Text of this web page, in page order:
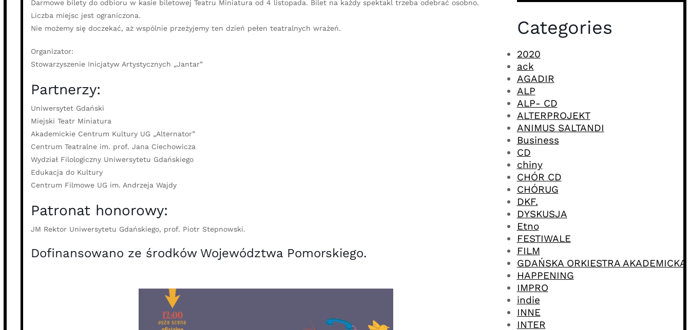
Darmowe bilety do odbioru w kasie biletowej Teatru Miniatura od 4 listopada. Bilet na każdy spektakl trzeba odebrać osobno.
Liczba miejsc jest ograniczona.
Nie możemy się doczekać, aż wspólnie przeżyjemy ten dzień pełen teatralnych wrażeń.
Organizator:
Stowarzyszenie Inicjatyw Artystycznych „Jantar”
Partnerzy:
Uniwersytet Gdański
Miejski Teatr Miniatura
Akademickie Centrum Kultury UG „Alternator”
Centrum Teatralne im. prof. Jana Ciechowicza
Wydział Filologiczny Uniwersytetu Gdańskiego
Edukacja do Kultury
Centrum Filmowe UG im. Andrzeja Wajdy
Patronat honorowy:
JM Rektor Uniwersytetu Gdańskiego, prof. Piotr Stepnowski.
Dofinansowano ze środków Województwa Pomorskiego.
Categories
2020
ack
AGADIR
ALP
ALP- CD
ALTERPROJEKT
ANIMUS SALTANDI
Business
CD
chiny
CHÓR CD
CHÓRUG
DKF.
DYSKUSJA
Etno
FESTIWALE
FILM
GDAŃSKA ORKIESTRA AKADEMICKA
HAPPENING
IMPRO
indie
INNE
INTER